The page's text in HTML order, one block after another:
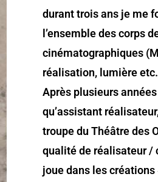
durant trois ans je me
l’ensemble des corps
cinématographiques
réalisation, lumière
Après plusieurs
qu’assistant
troupe du Théâtre des
qualité de réalisateur /
joue dans les créations